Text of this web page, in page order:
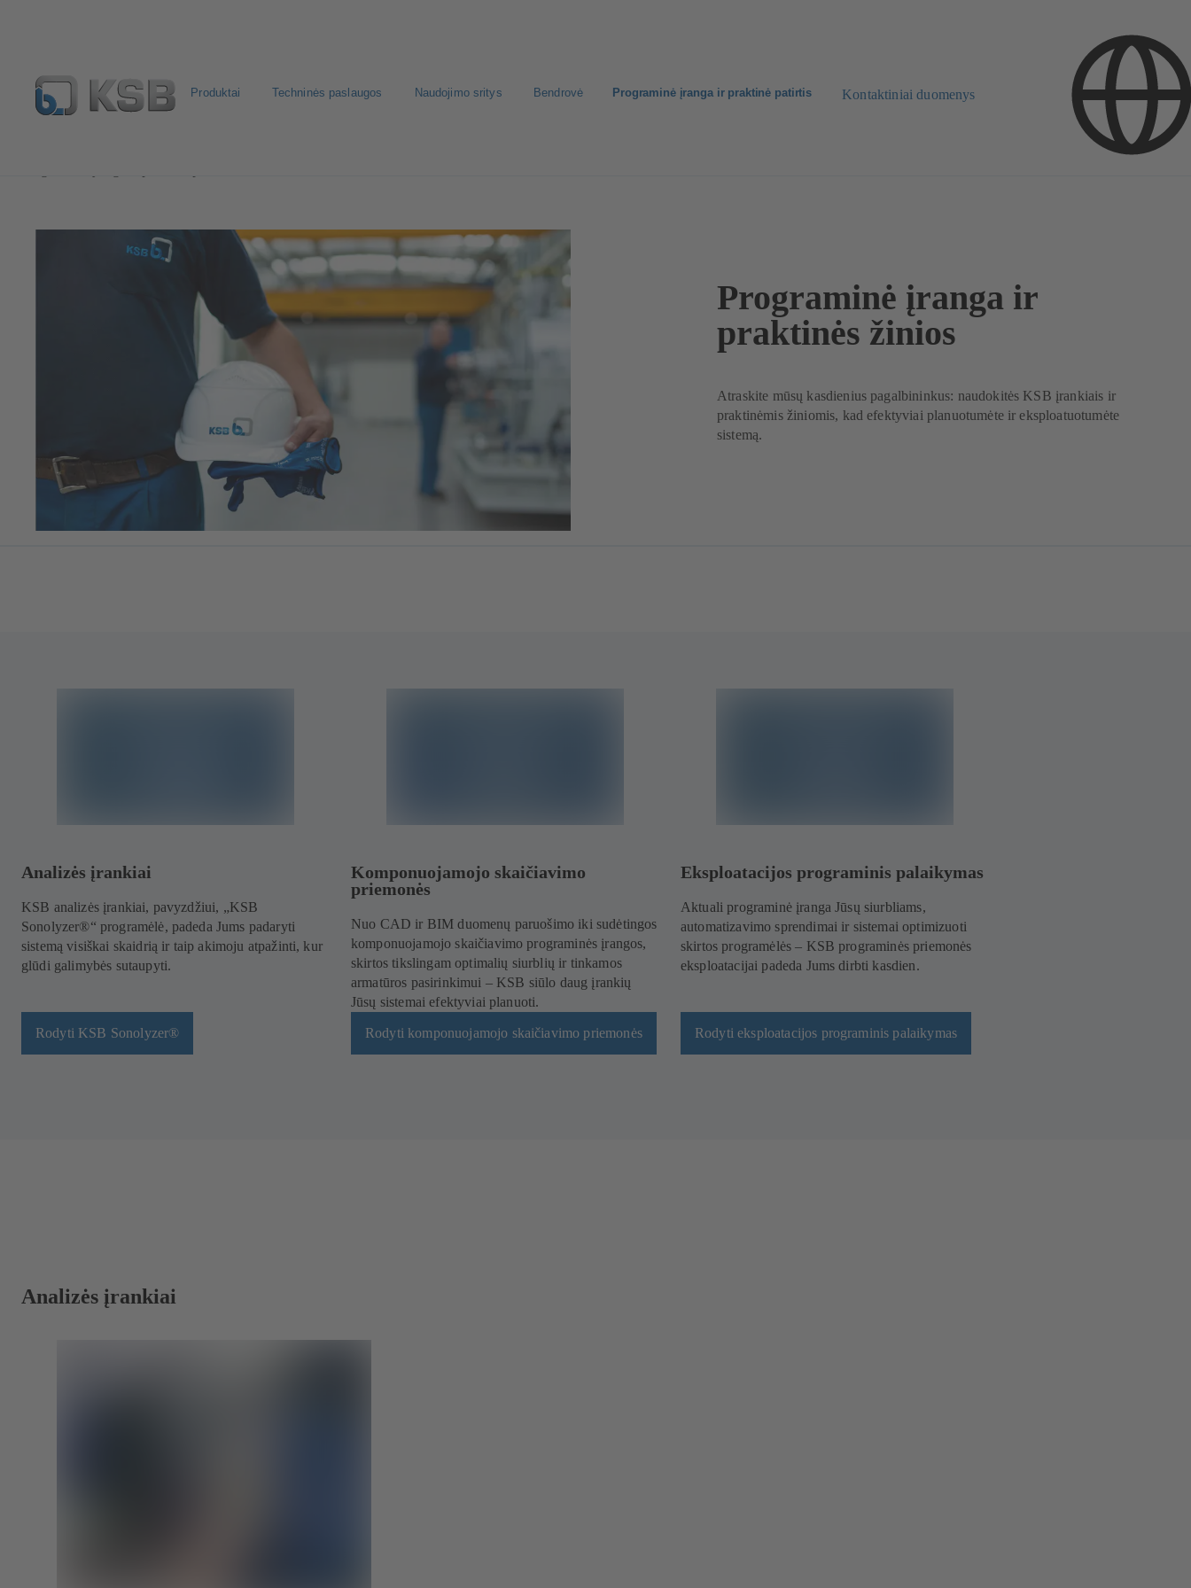
Produktai Techninės paslaugos Naudojimo sritys Bendrovė Programinė įranga ir praktinė patirtis Kontaktiniai duomenys
Programinė įranga ir
praktinės žinios
Atraskite mūsų kasdienius pagalbininkus: naudokitės KSB įrankiais ir
praktinėmis žiniomis, kad efektyviai planuotumėte ir eksploatuotumėte
sistemą.
Analizės įrankiai
KSB analizės įrankiai, pavyzdžiui, „KSB
Sonolyzer®“ programėlė, padeda Jums padaryti
sistemą visiškai skaidrią ir taip akimoju atpažinti, kur
glūdi galimybės sutaupyti.
Rodyti KSB Sonolyzer®
Komponuojamojo skaičiavimo
priemonės
Nuo CAD ir BIM duomenų paruošimo iki sudėtingos
komponuojamojo skaičiavimo programinės įrangos,
skirtos tikslingam optimalių siurblių ir tinkamos
armatūros pasirinkimui – KSB siūlo daug įrankių
Jūsų sistemai efektyviai planuoti.
Rodyti komponuojamojo skaičiavimo priemonės
Eksploatacijos programinis palaikymas
Aktuali programinė įranga Jūsų siurbliams,
automatizavimo sprendimai ir sistemai optimizuoti
skirtos programėlės – KSB programinės priemonės
eksploatacijai padeda Jums dirbti kasdien.
Rodyti eksploatacijos programinis palaikymas
Analizės įrankiai